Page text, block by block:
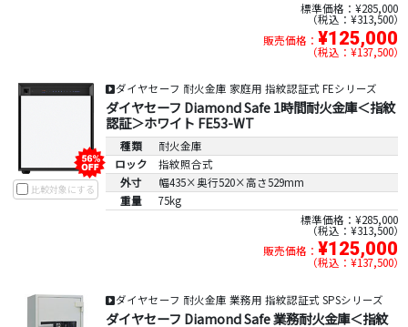
標準価格：¥285,000
税込：¥313,500
販売価格： ¥125,000
税込：¥137,500
比較対象にする
ダイヤセーフ 耐火金庫 家庭用 指紋認証式 FEシリーズ
ダイヤセーフ Diamond Safe 1時間耐火金庫＜指紋
認証＞ホワイト FE53-WT
種類
耐火金庫
ロック
指紋照合式
外寸
幅435×奥行520×高さ529mm
重量
75kg
標準価格：¥285,000
税込：¥313,500
販売価格： ¥125,000
税込：¥137,500
ダイヤセーフ 耐火金庫 業務用 指紋認証式 SPSシリーズ
ダイヤセーフ Diamond Safe 業務耐火金庫＜指紋